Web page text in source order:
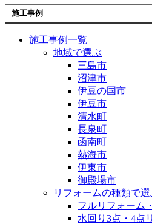
施工事例
施工事例一覧
地域で選ぶ
三島市
沼津市
伊豆の国市
伊豆市
清水町
長泉町
函南町
熱海市
伊東市
御殿場市
リフォームの種類で選
フルリフォーム
水回り3点・4点